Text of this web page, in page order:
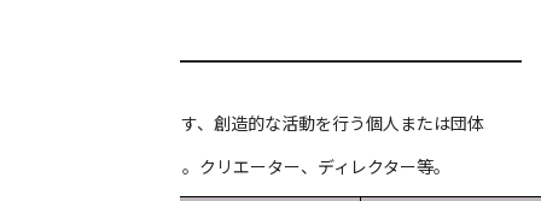
下記3点の要件を満たす、創造的な活動を行う個人または団体
1. 新進アーティスト。クリエーター、ディレクター等。